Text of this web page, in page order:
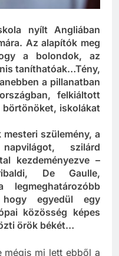
nyílt Angliában
Az alapítók meg
a bolondok, az
taníthatóak…Tény,
a pillanatban
felkiáltott
iskolákat
szülemény, a
szilárd
kezdeményezve –
De Gaulle,
egyedül egy
közösség képes